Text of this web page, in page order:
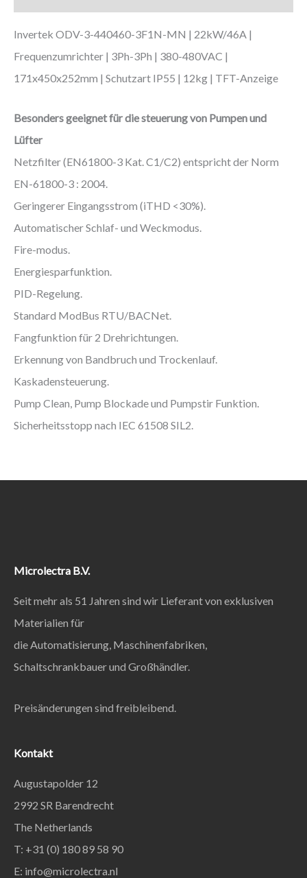
Invertek ODV-3-440460-3F1N-MN | 22kW/46A |
Frequenzumrichter | 3Ph-3Ph | 380-480VAC |
171x450x252mm | Schutzart IP55 | 12kg | TFT-Anzeige
Besonders geeignet für die steuerung von Pumpen und
Lüfter
Netzfilter (EN61800-3 Kat. C1/C2) entspricht der Norm
EN-61800-3 : 2004.
Geringerer Eingangsstrom (iTHD <30%).
Automatischer Schlaf- und Weckmodus.
Fire-modus.
Energiesparfunktion.
PID-Regelung.
Standard ModBus RTU/BACNet.
Fangfunktion für 2 Drehrichtungen.
Erkennung von Bandbruch und Trockenlauf.
Kaskadensteuerung.
Pump Clean, Pump Blockade und Pumpstir Funktion.
Sicherheitsstopp nach IEC 61508 SIL2.
Microlectra B.V.
Seit mehr als 51 Jahren sind wir Lieferant von exklusiven
Materialien für
die Automatisierung, Maschinenfabriken,
Schaltschrankbauer und Großhändler.
Preisänderungen sind freibleibend.
Kontakt
Augustapolder 12
2992 SR Barendrecht
The Netherlands
T: +31 (0) 180 89 58 90
E: info@microlectra.nl